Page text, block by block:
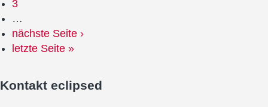
3
…
nächste Seite ›
letzte Seite »
Kontakt eclipsed